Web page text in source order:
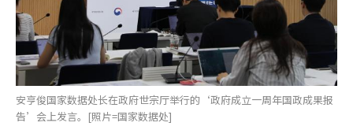
安亨俊国家数据处长在政府世宗厅举行的‘政府成立一周年国政成果报
告’会上发言。[照片=国家数据处]